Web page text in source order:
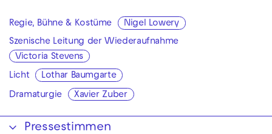
Regie, Bühne & Kostüme Nigel Lowery
Szenische Leitung der Wiederaufnahme
Victoria Stevens
Licht Lothar Baumgarte
Dramaturgie Xavier Zuber
Pressestimmen